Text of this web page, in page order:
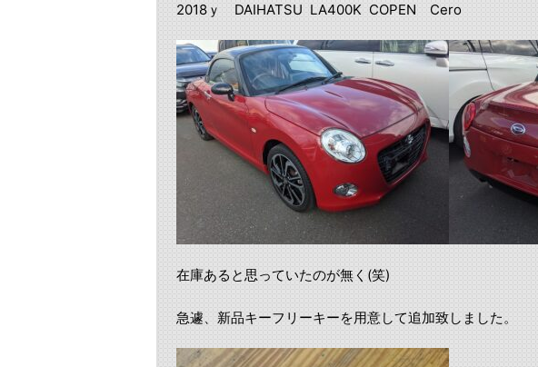
2018ｙ DAIHATSU LA400K COPEN Cero
在庫あると思っていたのが無く(笑)
急遽、新品キーフリーキーを用意して追加致しました。